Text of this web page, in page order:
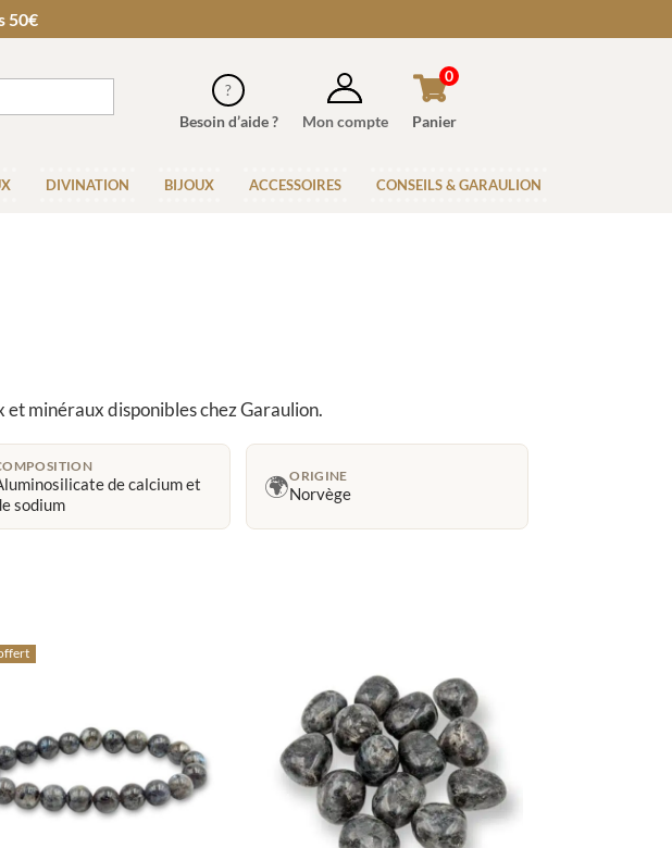
50€
Besoin d’aide ? Mon compte Panier
0
DIVINATION BIJOUX ACCESSOIRES CONSEILS & GARAULION
minéraux disponibles chez Garaulion.
de calcium et
sodium
🌍ORIGINE
Norvège